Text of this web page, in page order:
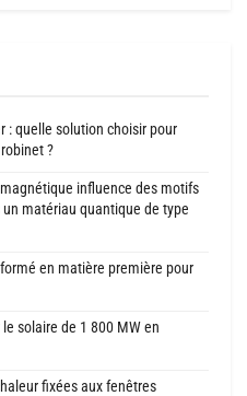
: quelle solution choisir pour
?
influence des motifs
matériau quantique de type
en matière première pour
solaire de 1 800 MW en
fixées aux fenêtres